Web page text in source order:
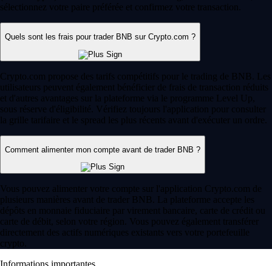
sélectionnez votre paire préférée et confirmez votre transaction.
Quels sont les frais pour trader BNB sur Crypto.com ?
Crypto.com propose des tarifs compétitifs pour le trading de BNB. Les
utilisateurs peuvent également bénéficier de frais de transaction réduits
et d'autres avantages sur la plateforme via le programme Level Up,
sous réserve d'éligibilité. Vérifiez toujours l'application pour consulter
la grille tarifaire et le spread les plus récents avant d'exécuter un ordre.
Comment alimenter mon compte avant de trader BNB ?
Vous pouvez alimenter votre compte sur l'application Crypto.com de
plusieurs manières avant de trader BNB. La plateforme accepte les
dépôts en monnaie fiduciaire par virement bancaire, carte de crédit ou
carte de débit, selon votre région. Vous pouvez également transférer
directement des actifs numériques existants vers votre portefeuille
crypto.